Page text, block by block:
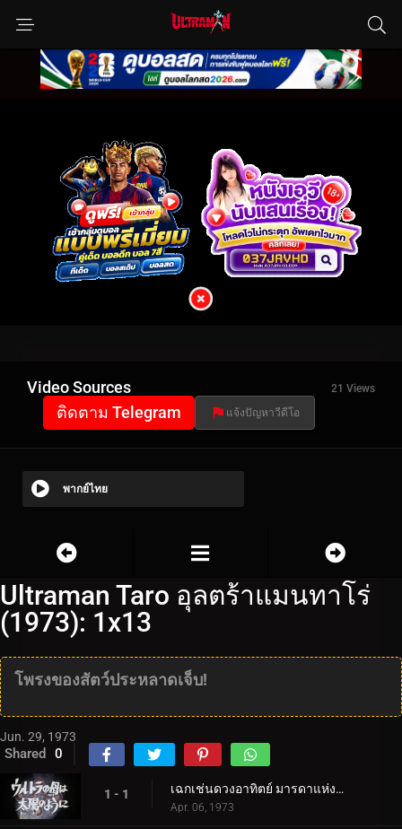
Video Sources 21 Views
ติดตาม Telegram แจ้งปัญหาวีดีโอ
พากย์ไทย
Ultraman Taro อุลตร้าแมนทาโร่
(1973): 1x13
โพรงของสัตว์ประหลาดเจ็บ!
Jun. 29, 1973
Shared 0
1 - 1 เฉกเช่นดวงอาทิตย์ มารดาแห่งอุลตร้า
Apr. 06, 1973